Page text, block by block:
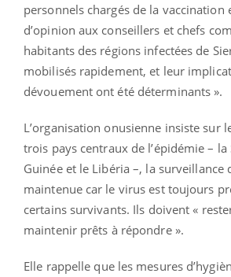
personnels chargés de la vaccination
d’opinion aux conseillers et chefs
habitants des régions infectées de
mobilisés rapidement, et leur
dévouement ont été déterminants ».
L’organisation onusienne insiste sur
trois pays centraux de l’épidémie – la
Guinée et le Libéria –, la surveillance
maintenue car le virus est toujours
certains survivants. Ils doivent «
maintenir prêts à répondre ».
Elle rappelle que les mesures